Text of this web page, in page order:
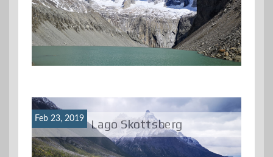
Lago Skottsberg
Feb 23, 2019